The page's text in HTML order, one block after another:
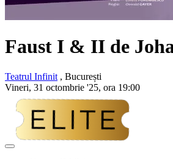
Faust I & II de
Teatrul Infinit , București
Vineri, 31 octombrie '25, ora 19:00
Adaugă